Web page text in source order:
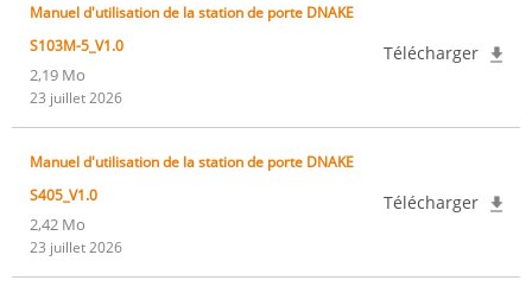
Manuel d'utilisation de la station de porte DNAKE
S103M-5_V1.0
2,19 Mo
23 juillet 2026
Télécharger
Manuel d'utilisation de la station de porte DNAKE
S405_V1.0
2,42 Mo
23 juillet 2026
Télécharger